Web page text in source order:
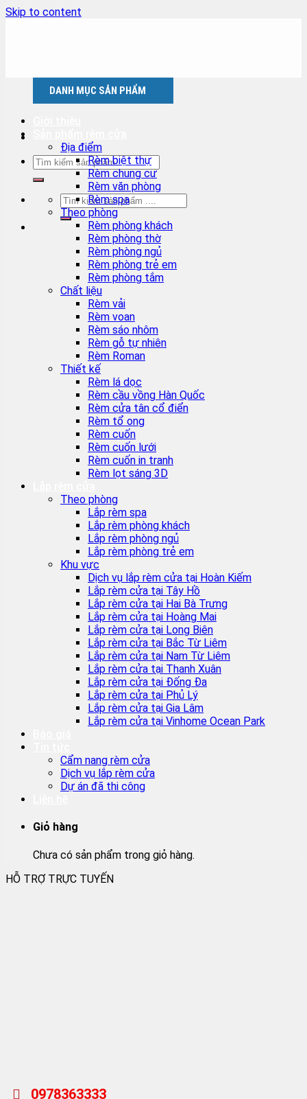
Skip to content
DANH MỤC SẢN PHẨM
Địa điểm
Rèm biệt thự
Rèm chung cư
Rèm văn phòng
Rèm spa
Theo phòng
Rèm phòng khách
Rèm phòng thờ
Rèm phòng ngủ
Rèm phòng trẻ em
Rèm phòng tắm
Chất liệu
Rèm vải
Rèm voan
Rèm sáo nhôm
Rèm gỗ tự nhiên
Rèm Roman
Thiết kế
Rèm lá dọc
Rèm cầu vồng Hàn Quốc
Rèm cửa tân cổ điển
Rèm tổ ong
Rèm cuốn
Rèm cuốn lưới
Rèm cuốn in tranh
Rèm lọt sáng 3D
Theo phòng
Lắp rèm spa
Lắp rèm phòng khách
Lắp rèm phòng ngủ
Lắp rèm phòng trẻ em
Khu vực
Dịch vụ lắp rèm cửa tại Hoàn Kiếm
Lắp rèm cửa tại Tây Hồ
Lắp rèm cửa tại Hai Bà Trưng
Lắp rèm cửa tại Hoàng Mai
Lắp rèm cửa tại Long Biên
Lắp rèm cửa tại Bắc Từ Liêm
Lắp rèm cửa tại Nam Từ Liêm
Lắp rèm cửa tại Thanh Xuân
Lắp rèm cửa tại Đống Đa
Lắp rèm cửa tại Phủ Lý
Lắp rèm cửa tại Gia Lâm
Lắp rèm cửa tại Vinhome Ocean Park
Cẩm nang rèm cửa
Dịch vụ lắp rèm cửa
Dự án đã thi công
Giỏ hàng
Chưa có sản phẩm trong giỏ hàng.
HỖ TRỢ TRỰC TUYẾN
0978363333